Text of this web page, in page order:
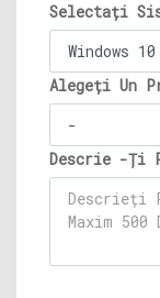
Selectați
Alegeți Un
Descrie -Ți